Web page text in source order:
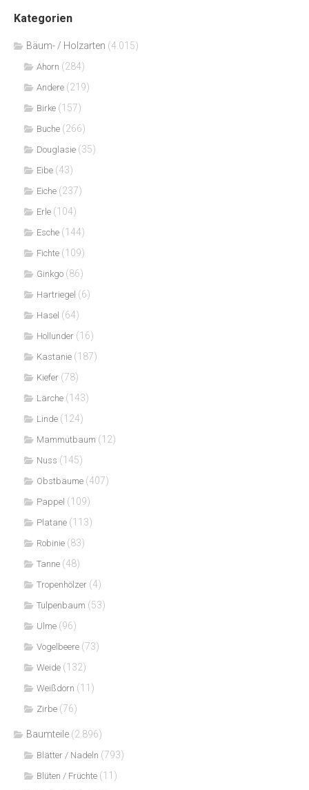
Kategorien
Bäum- / Holzarten (4.015)
Ahorn (284)
Andere (219)
Birke (157)
Buche (266)
Douglasie (35)
Eibe (43)
Eiche (237)
Erle (104)
Esche (144)
Fichte (109)
Ginkgo (86)
Hartriegel (6)
Hasel (64)
Hollunder (16)
Kastanie (187)
Kiefer (78)
Lärche (143)
Linde (124)
Mammutbaum (12)
Nuss (145)
Obstbäume (407)
Pappel (109)
Platane (113)
Robinie (83)
Tanne (48)
Tropenhölzer (4)
Tulpenbaum (53)
Ulme (96)
Vogelbeere (73)
Weide (132)
Weißdorn (11)
Zirbe (76)
Baumteile (2.896)
Blätter / Nadeln (793)
Blüten / Früchte (11)